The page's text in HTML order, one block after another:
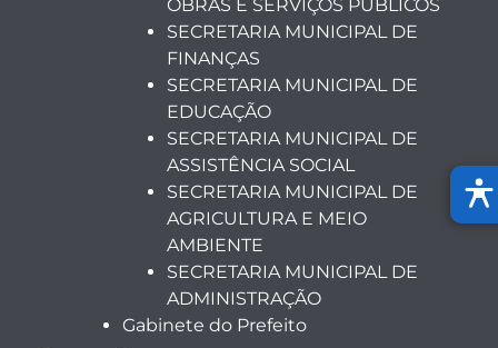
OBRAS E SERVIÇOS PÚBLICOS
SECRETARIA MUNICIPAL DE
FINANÇAS
SECRETARIA MUNICIPAL DE
EDUCAÇÃO
SECRETARIA MUNICIPAL DE
ASSISTÊNCIA SOCIAL
SECRETARIA MUNICIPAL DE
AGRICULTURA E MEIO
AMBIENTE
SECRETARIA MUNICIPAL DE
ADMINISTRAÇÃO
Gabinete do Prefeito